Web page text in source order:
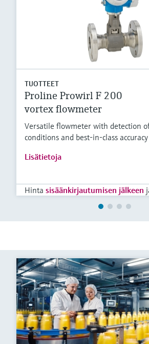
TUOTTEET
Proline Prowirl F 200
vortex flowmeter
Versatile flowmeter with detection
conditions and best-in-class accuracy
Lisätietoja
Hinta sisäänkirjautumisen jälkeen